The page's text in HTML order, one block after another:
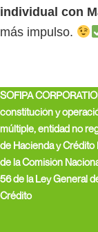
individual con
más impulso.
SOFIPA
constitución y
múltiple, entidad no
de Hacienda y
de la Comisión
56 de la Ley General
Crédito